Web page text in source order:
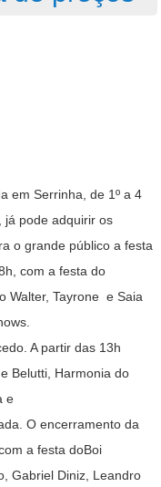
em Serrinha, de 1º a 4
já pode adquirir os
o grande público a festa
com a festa do
Walter, Tayrone e Saia
A partir das 13h
Belutti, Harmonia do
e
. O encerramento da
a festa doBoi
Gabriel Diniz, Leandro